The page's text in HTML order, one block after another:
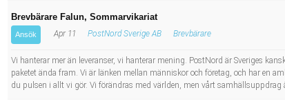
Brevbärare Falun, Sommarvikariat
Ansök Apr 11 PostNord Sverige AB Brevbärare
Vi hanterar mer än leveranser, vi hanterar mening. PostNord är Sveriges
paketet ända fram. Vi är länken mellan människor och företag, och har en
du pulsen i allt vi gör. Vi förändras med världen, men vårt samhällsuppdrag